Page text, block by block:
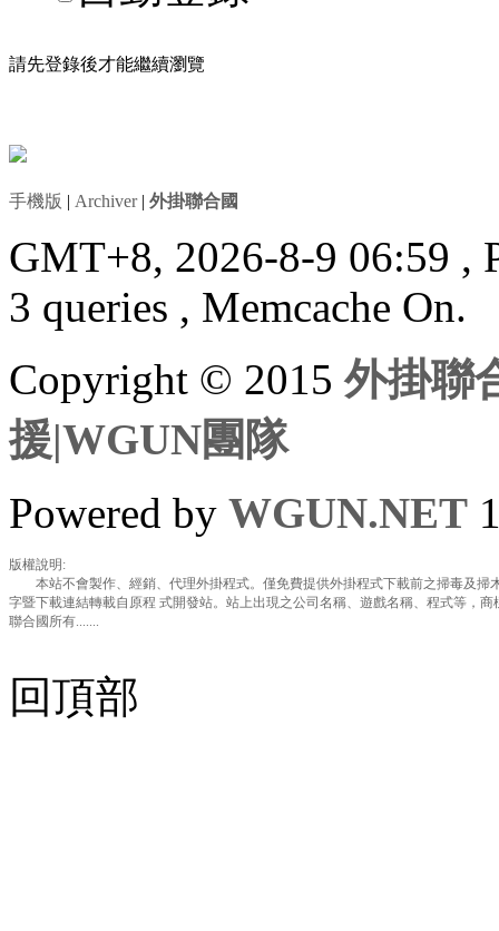
請先登錄後才能繼續瀏覽
手機版 | Archiver| 外掛聯合國
GMT+8, 2026-8-9 06:59 ,
3 queries , Memcache On.
Copyright © 2015外掛聯
援|WGUN團隊
Powered by WGUN.NET
版權說明:
本站不會製作、經銷、代理外掛程式。僅免費提供外掛程式下載前之掃毒及掃
字暨下載連結轉載自原程 式開發站。站上出現之公司名稱、遊戲名稱、程式等，
聯合國所有.......
回頂部